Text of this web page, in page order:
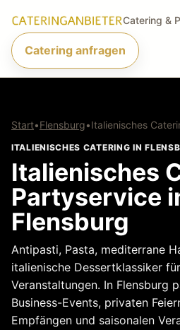
Catering anfragen
Start•Flensburg•Italienisches
ITALIENISCHES CATERING IN
Italienisches
Partyservice
Flensburg
Antipasti, Pasta, mediterrane
italienische Dessertklassiker
Veranstaltungen. In Flensburg
Business-Events, privaten
Empfängen und saisonalen